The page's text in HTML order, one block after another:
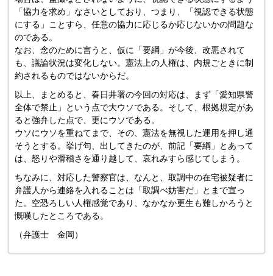
「協力を求め」なさいとしており、つまり、「視認できる状態
にする」ことすら、任意の協力に応じるか応じないかの問題な
のである。
なお、念のために言うと、仮に「要綱」が今後、改悪されて
も、議論状況は変化しない。憲法上の人権は、内規ごときに制
約されるものではないからだ。
以上、まとめると、春日井署の今回の対応は、まず「愛知県警
全体で禁止」という点で大ウソである。そして、根拠規定があ
ると強弁した点で、更にウソである。
ウソにウソを重ねてまで、その、憲法を無視した運用を押し通
そうとする。挙げ句、出してきたのが、前記「要綱」とあって
は、怒りや滑稽さを通り越して、哀れみすら感じてしまう。
ちなみに、対応した警察官は、なんと、取調中の在宅被疑者に
弁護人から連絡を入れることは「取調べ妨害だ」とまで宣っ
た。空恐ろしい人権感覚であり、なかなか更生も難しかろうと
慨嘆したところである。
（弁護士 金岡）